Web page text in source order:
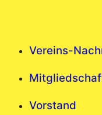
Vereins-
Vorstand